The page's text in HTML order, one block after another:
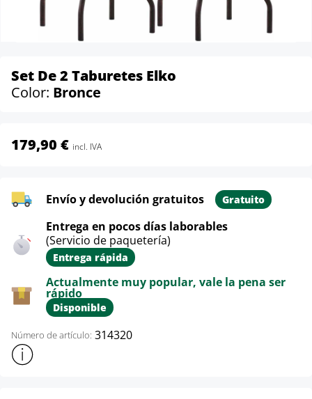
Set De 2 Taburetes Elko
Color: Bronce
179,90 € incl. IVA
Envío y devolución gratuitos Gratuito
Entrega en pocos días laborables
(Servicio de paquetería)
Entrega rápida
Actualmente muy popular, vale la pena ser
rápido
Disponible
Número de artículo: 314320
Mostrar más información sobre el producto